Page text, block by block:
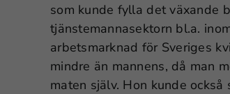
som kunde fylla det växande
tjänstemannasektorn bl.a.
arbetsmarknad för Sveriges
mindre än mannens, då man
maten själv. Hon kunde